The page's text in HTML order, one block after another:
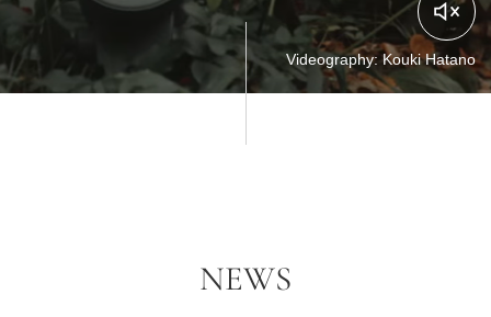
Videography: Kouki Hatano
NEWS